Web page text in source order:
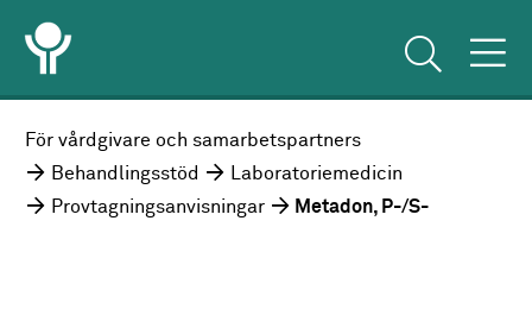
För vårdgivare och samarbetspartners
Behandlingsstöd
Laboratoriemedicin
Provtagningsanvisningar
Metadon, P-/S-